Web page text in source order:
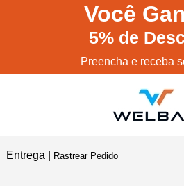
Você
5% de
Preencha e receba
Entrega | Rastrear Pedido